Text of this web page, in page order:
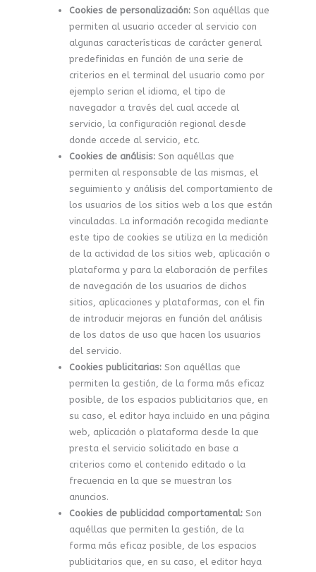
Cookies de personalización:Son aquéllas que
permiten al usuario acceder al servicio con
algunas características de carácter general
predefinidas en función de una serie de
criterios en el terminal del usuario como por
ejemplo serian el idioma, el tipo de
navegador a través del cual accede al
servicio, la configuración regional desde
donde accede al servicio, etc.
Cookies de análisis:Son aquéllas que
permiten al responsable de las mismas, el
seguimiento y análisis del comportamiento de
los usuarios de los sitios web a los que están
vinculadas. La información recogida mediante
este tipo de cookies se utiliza en la medición
de la actividad de los sitios web, aplicación o
plataforma y para la elaboración de perfiles
de navegación de los usuarios de dichos
sitios, aplicaciones y plataformas, con el fin
de introducir mejoras en función del análisis
de los datos de uso que hacen los usuarios
del servicio.
Cookies publicitarias:Son aquéllas que
permiten la gestión, de la forma más eficaz
posible, de los espacios publicitarios que, en
su caso, el editor haya incluido en una página
web, aplicación o plataforma desde la que
presta el servicio solicitado en base a
criterios como el contenido editado o la
frecuencia en la que se muestran los
anuncios.
Cookies de publicidad comportamental:Son
aquéllas que permiten la gestión, de la
forma más eficaz posible, de los espacios
publicitarios que, en su caso, el editor haya